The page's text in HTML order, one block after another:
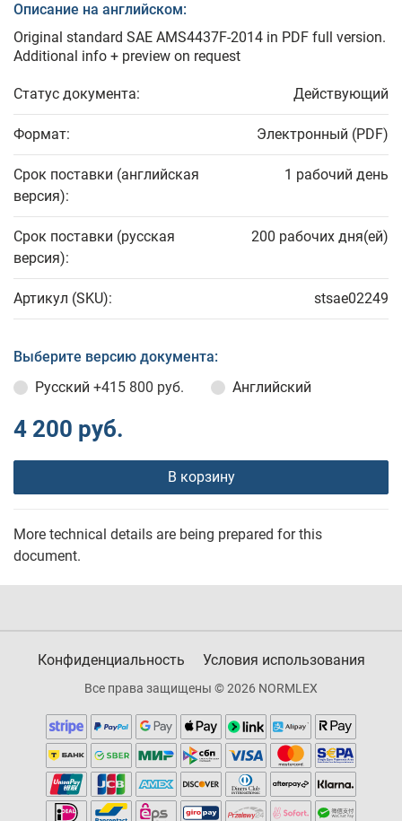
Описание на английском:
Original standard SAE AMS4437F-2014 in PDF full version.
Additional info + preview on request
Статус документа: Действующий
Формат: Электронный (PDF)
Срок поставки (английская
версия):
1 рабочий день
Срок поставки (русская
версия):
200 рабочих дня(ей)
Артикул (SKU): stsae02249
Выберите версию документа:
Русский +415 800 руб. Английский
4 200 руб.
В корзину
More technical details are being prepared for this
document.
Конфиденциальность Условия использования
Все права защищены © 2026 NORMLEX